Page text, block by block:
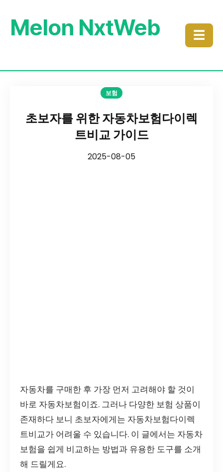
Melon NxtWeb ☰
보험
초보자를 위한 자동차보험다이렉
트비교 가이드
2025-08-05
자동차를 구매한 후 가장 먼저 고려해야 할 것이
바로 자동차보험이죠. 그러나 다양한 보험 상품이
존재하다 보니 초보자에게는 자동차보험다이렉
트비교가 어려울 수 있습니다. 이 글에서는 자동차
보험을 쉽게 비교하는 방법과 유용한 도구를 소개
해 드릴게요.